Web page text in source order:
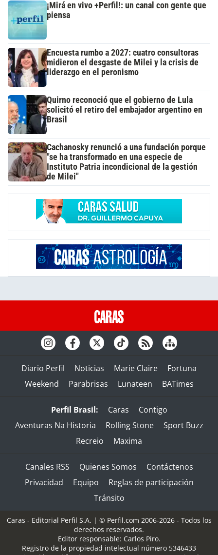
¡Mirá en vivo +Perfil!: un canal con gente que
piensa
Encuesta rumbo a 2027: cuatro consultoras
midieron el desgaste de Milei y la crisis de
liderazgo en el peronismo
Quirno reconoció que el gobierno de Lula
solicitó el retiro del embajador argentino en
Brasil
Cachanosky renunció a una fundación porque
"se ha transformado en una especie de
Instituto Patria incondicional de la gestión
de Milei"
Diario Perfil Noticias Marie Claire
Fortuna
Weekend
Parabrisas Lunateen BATimes
Perfil Brasil: Caras
Contigo
Aventuras Na Historia
Rolling Stone
Sport Buzz
Recreio
Maxima
Canales RSS Quienes Somos
Contáctenos
Privacidad
Equipo
Reglas de participación
Tránsito
Caras - Editorial Perfil S.A. | © Perfil.com 2006-2026 - Todos los
derechos reservados.
Editor responsable: Carlos Piro.
Registro de la propiedad intelectual número 5346433